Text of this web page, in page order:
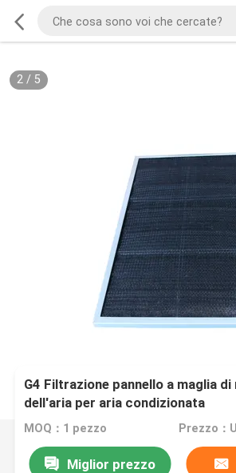
2/ 5
G4 Filtrazione pannello a maglia
dell'aria per aria condizionata
MOQ：1 pezzo
Miglior prezzo